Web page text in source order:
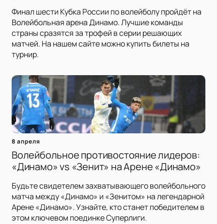
Финал шести Кубка России по волейболу пройдёт на
Волейбольная арена Динамо. Лучшие команды
страны сразятся за трофей в серии решающих
матчей. На нашем сайте можно купить билеты на
турнир.
8 апреля
Волейбольное противостояние лидеров:
«Динамо» vs «Зенит» на Арене «Динамо»
Будьте свидетелем захватывающего волейбольного
матча между «Динамо» и «Зенитом» на легендарной
Арене «Динамо». Узнайте, кто станет победителем в
этом ключевом поединке Суперлиги.